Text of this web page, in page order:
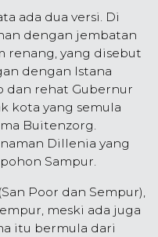
ada dua versi. Di
dengan jembatan
renang, yang disebut
dengan Istana
dan rehat Gubernur
kota yang semula
Buitenzorg.
Dillenia yang
Sampur.
Poor dan Sempur),
meski ada juga
itu bermula dari